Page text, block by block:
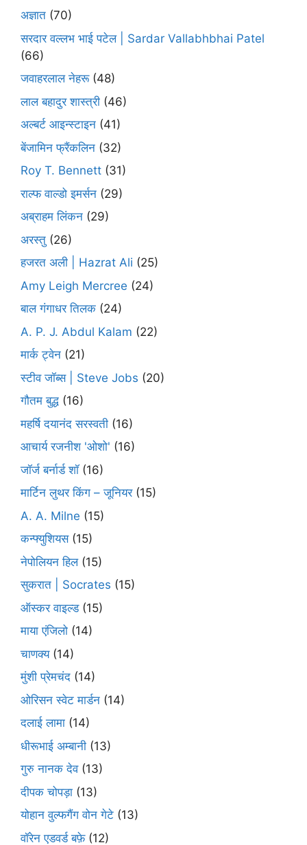
अज्ञात (70)
सरदार वल्लभ भाई पटेल | Sardar Vallabhbhai Patel
(66)
जवाहरलाल नेहरू(48)
लाल बहादुर शास्त्री (46)
अल्बर्ट आइन्स्टाइन (41)
बेंजामिन फ्रैंकलिन (32)
Roy T. Bennett (31)
राल्फ वाल्डो इमर्सन (29)
अब्राहम लिंकन (29)
अरस्तु (26)
हजरत अली | Hazrat Ali (25)
Amy Leigh Mercree (24)
बाल गंगाधर तिलक (24)
A. P. J. Abdul Kalam (22)
मार्क ट्वेन (21)
स्टीव जॉब्स | Steve Jobs (20)
गौतम बुद्ध (16)
महर्षि दयानंद सरस्वती (16)
आचार्य रजनीश 'ओशो' (16)
जॉर्ज बर्नार्ड शॉ(16)
मार्टिन लुथर किंग – जूनियर(15)
A. A. Milne (15)
कन्फ्युशियस(15)
नेपोलियन हिल(15)
सुकरात | Socrates (15)
ऑस्कर वाइल्ड(15)
माया एंजिलो (14)
चाणक्य(14)
मुंशी प्रेमचंद (14)
ओरिसन स्‍वेट मार्डन (14)
दलाई लामा (14)
धीरूभाई अम्बानी (13)
गुरु नानक देव(13)
दीपक चोपड़ा (13)
योहान वुल्फगैंग वोन गेटे (13)
वॉरेन एडवर्ड बफ़े(12)